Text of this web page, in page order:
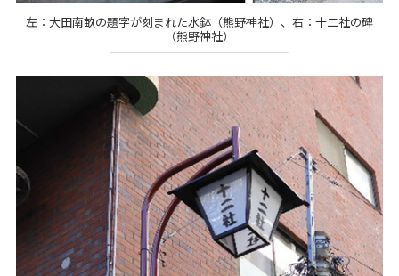
左：大田南畝の題字が刻まれた水鉢（熊野神社）、右：十二社の碑
（熊野神社）